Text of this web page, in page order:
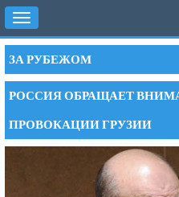
Toggle
navigation
ЗА РУБЕЖОМ
РОССИЯ ОБРАЩАЕТ
ПРОВОКАЦИИ ГРУЗИИ